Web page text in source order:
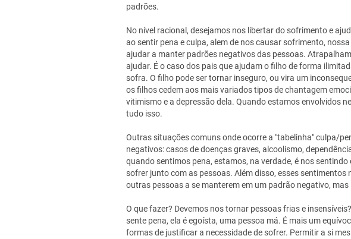
padrões.
No nível racional, desejamos nos libertar do sofrimento e
ao sentir pena e culpa, alem de nos causar sofrimento,
ajudar a manter padrões negativos das pessoas.
ajudar. É o caso dos pais que ajudam o filho de forma
sofra. O filho pode ser tornar inseguro, ou vira um
os filhos cedem aos mais variados tipos de chantagem
vitimismo e a depressão dela. Quando estamos envolvidos
tudo isso.
Outras situações comuns onde ocorre a "tabelinha" culpa/
negativos: casos de doenças graves, alcoolismo,
quando sentimos pena, estamos, na verdade, é nos
sofrer junto com as pessoas. Além disso, esses
outras pessoas a se manterem em um padrão negativo,
O que fazer? Devemos nos tornar pessoas frias e
sente pena, ela é egoísta, uma pessoa má. É mais um
formas de justificar a necessidade de sofrer. Permitir a si